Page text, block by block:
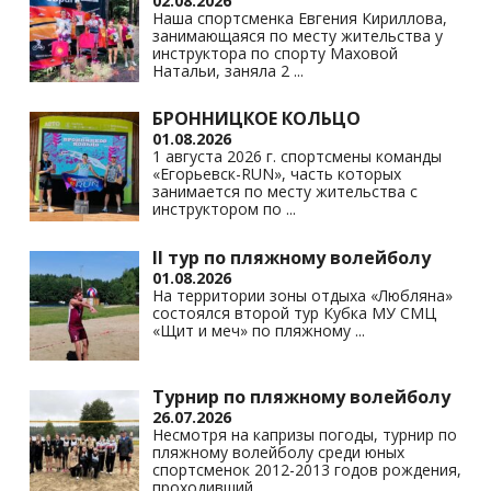
ni
ki
Наша спортсменка Евгения Кириллова,
занимающаяся по месту жительства у
инструктора по спорту Маховой
Натальи, заняла 2 ...
БРОННИЦКОЕ КОЛЬЦО
01.08.2026
1 августа 2026 г. спортсмены команды
«Егорьевск-RUN», часть которых
занимается по месту жительства с
инструктором по ...
II тур по пляжному волейболу
01.08.2026
На территории зоны отдыха «Любляна»
состоялся второй тур Кубка МУ СМЦ
«Щит и меч» по пляжному ...
Турнир по пляжному волейболу
26.07.2026
Несмотря на капризы погоды, турнир по
пляжному волейболу среди юных
спортсменок 2012-2013 годов рождения,